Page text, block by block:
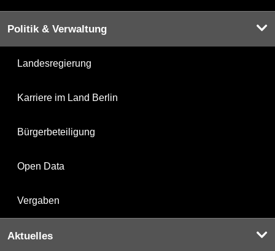
Politik & Verwaltung
Landesregierung
Karriere im Land Berlin
Bürgerbeteiligung
Open Data
Vergaben
Aktuelles